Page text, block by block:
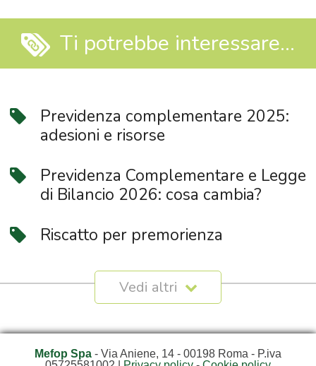
Ti potrebbe interessare...
Previdenza complementare 2025:
adesioni e risorse
Previdenza Complementare e Legge
di Bilancio 2026: cosa cambia?
Riscatto per premorienza
Mefop Spa - Via Aniene, 14 - 00198 Roma - P.iva